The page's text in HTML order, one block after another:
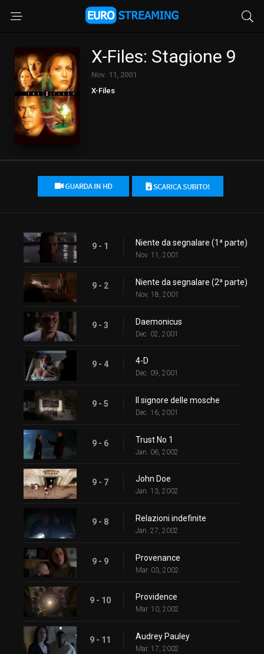
X-Files: Stagione 9
Nov. 11, 2001
X-Files
9 - 1 Niente da segnalare (1ª parte)
Nov. 11, 2001
9 - 2 Niente da segnalare (2ª parte)
Nov. 18, 2001
9 - 3 Daemonicus
Dec. 02, 2001
9 - 4 4-D
Dec. 09, 2001
9 - 5 Il signore delle mosche
Dec. 16, 2001
9 - 6 Trust No 1
Jan. 06, 2002
9 - 7 John Doe
Jan. 13, 2002
9 - 8 Relazioni indefinite
Jan. 27, 2002
9 - 9 Provenance
Mar. 03, 2002
9 - 10 Providence
Mar. 10, 2002
9 - 11 Audrey Pauley
Mar. 17, 2002